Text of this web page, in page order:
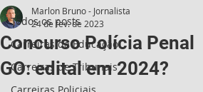
Todos os posts
Carreiras da Educação
Carreiras de Tribunais
Concurso Polícia Penal
GO: edital em 2024?
Marlon Bruno - Jornalista
24 de fev. de 2023